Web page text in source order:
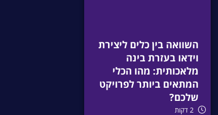
השוואה בין כלים ליצירת
וידאו בעזרת בינה
מלאכותית: מהו הכלי
המתאים ביותר לפרויקט
שלכם?
2 דקות